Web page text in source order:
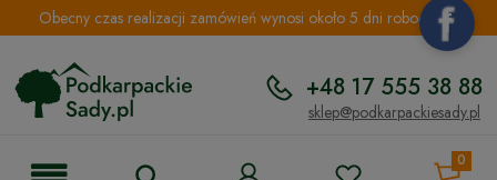
Obecny czas realizacji zamówień wynosi około 5 dni roboczych.
+48 17 555 38 88
sklep@podkarpackiesady.pl
0